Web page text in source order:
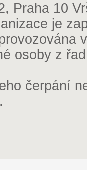
Praha 10
je
osoby z
čerpání